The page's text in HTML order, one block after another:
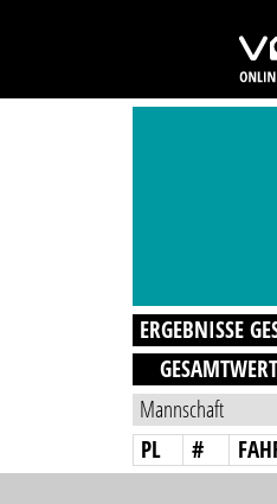
ERGEBNISSE
PL #